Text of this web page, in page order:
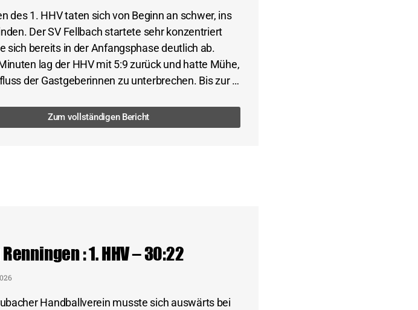
des 1. HHV taten sich von Beginn an schwer, ins
Der SV Fellbach startete sehr konzentriert
sich bereits in der Anfangsphase deutlich ab.
lag der HHV mit 5:9 zurück und hatte Mühe,
der Gastgeberinnen zu unterbrechen. Bis zur …
Zum vollständigen Bericht
: 1. HHV – 30:22
Handballverein musste sich auswärts bei